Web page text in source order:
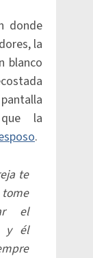
donde
la
blanco
la
.
te
el
y él